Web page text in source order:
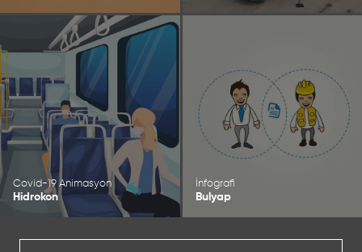
Covid-19 Animasyon
Hidrokon
İnfografi
Bulyap